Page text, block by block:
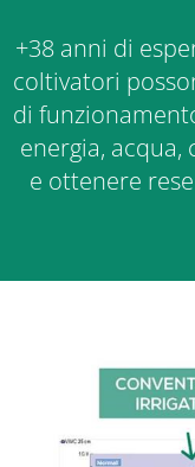
+38 anni di
coltivatori
di
energia, acqua,
e ottenere